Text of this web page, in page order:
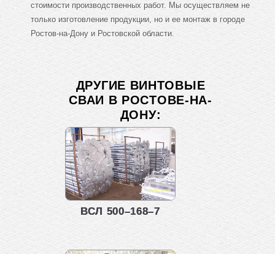
стоимости производственных работ. Мы осуществляем не
только изготовление продукции, но и ее монтаж в городе
Ростов-на-Дону и Ростовской области.
ДРУГИЕ ВИНТОВЫЕ
СВАИ В РОСТОВЕ-НА-
ДОНУ:
ВСЛ 500–168–7